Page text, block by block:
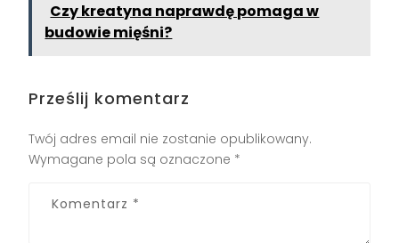
Czy kreatyna naprawdę pomaga w
budowie mięśni?
Prześlij komentarz
Twój adres email nie zostanie opublikowany.
Wymagane pola są oznaczone *